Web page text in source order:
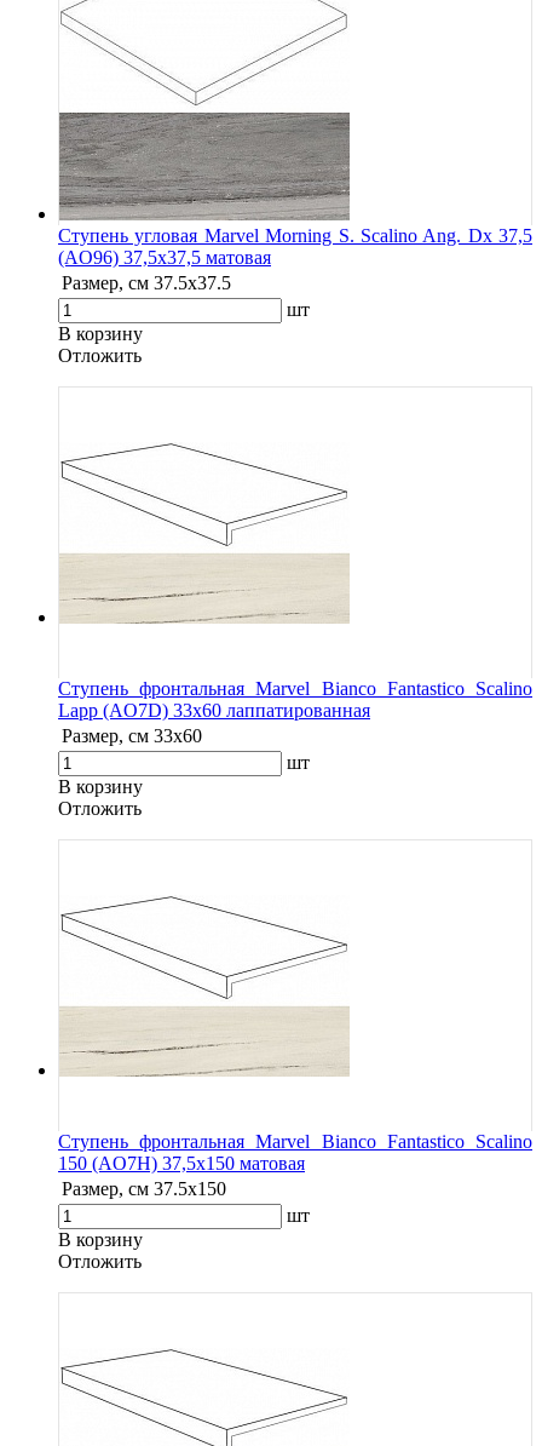
Ступень угловая Marvel Morning S. Scalino Ang. Dx 37,5
(AO96) 37,5x37,5 матовая
Размер, см 37.5x37.5
шт
В корзину
Oтложить
Ступень фронтальная Marvel Bianco Fantastico Scalino
Lapp (AO7D) 33x60 лаппатированная
Размер, см 33x60
шт
В корзину
Oтложить
Ступень фронтальная Marvel Bianco Fantastico Scalino
150 (AO7H) 37,5x150 матовая
Размер, см 37.5x150
шт
В корзину
Oтложить